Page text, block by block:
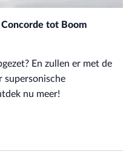
tot Boom
En zullen er met de
supersonische
nu meer!